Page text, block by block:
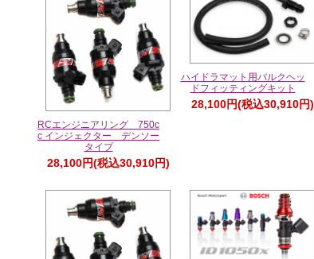
RCエンジニアリング 750c
c インジェクター デンソー
タイプ
28,100円(税込30,910円)
ハイドラマット用バルクヘッ
ドフィッティングキット
28,100円(税込30,910円)